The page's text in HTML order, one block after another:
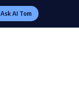
Ask AI Tom